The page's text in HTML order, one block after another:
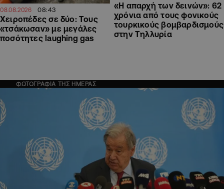
08.08.2026 08:43
Χειροπέδες σε δύο: Τους
«τσάκωσαν» με μεγάλες
ποσότητες laughing gas
«Η απαρχή των δεινών»: 62
χρόνια από τους φονικούς
τουρκικούς βομβαρδισμούς
στην Τηλλυρία
ΦΩΤΟΓΡΑΦΙΑ ΤΗΣ ΗΜΕΡΑΣ